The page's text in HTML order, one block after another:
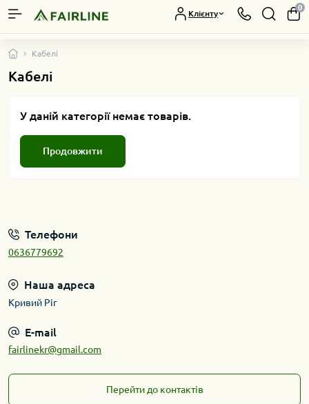
Клієнту
0
Кабелі
Кабелі
У даній категорії немає товарів.
Продовжити
Телефони
0636779692
Наша адреса
Кривий Ріг
E-mail
fairlinekr@gmail.com
Перейти до контактів